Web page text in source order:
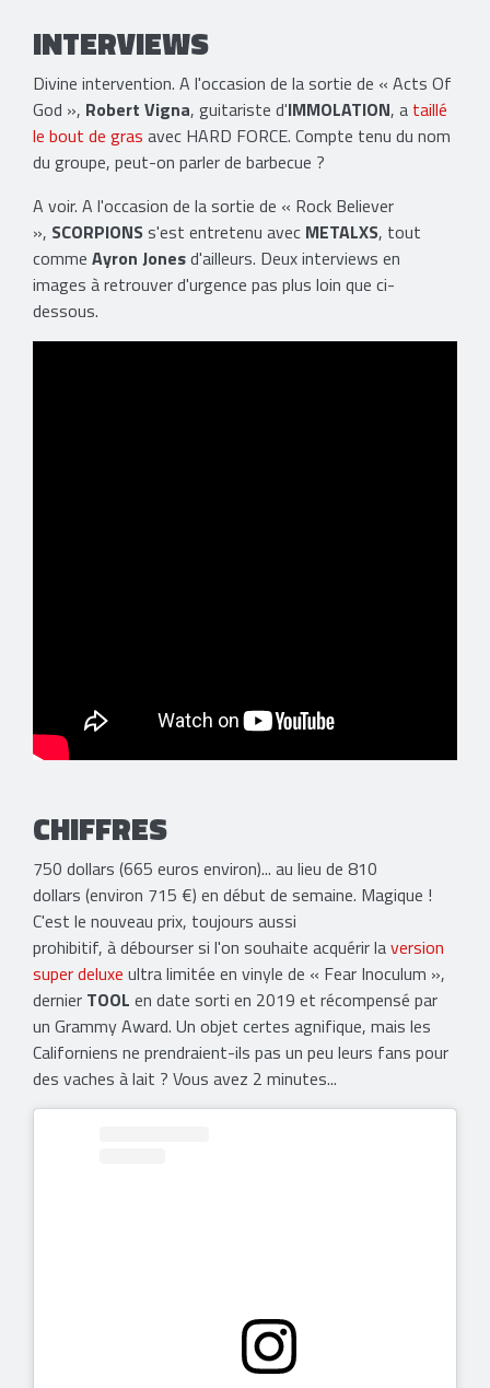
INTERVIEWS
Divine intervention. A l'occasion de la sortie de « Acts Of
God », Robert Vigna, guitariste d'IMMOLATION, a taillé
le bout de gras avec HARD FORCE. Compte tenu du nom
du groupe, peut-on parler de barbecue ?
A voir. A l'occasion de la sortie de « Rock Believer
», SCORPIONSs'est entretenu avec METALXS, tout
comme Ayron Jonesd'ailleurs. Deux interviews en
images à retrouver d'urgence pas plus loin que ci-
dessous.
CHIFFRES
750 dollars (665 euros environ)... au lieu de 810
dollars (environ 715 €) en début de semaine. Magique !
C'est le nouveau prix, toujours aussi
prohibitif, à débourser si l'on souhaite acquérir laversion
super deluxe ultra limitée en vinyle de « Fear Inoculum »,
dernier TOOL en date sorti en 2019 et récompensé par
un Grammy Award. Un objet certes agnifique, mais les
Californiens ne prendraient-ils pas un peu leurs fans pour
des vaches à lait ? Vous avez 2 minutes...